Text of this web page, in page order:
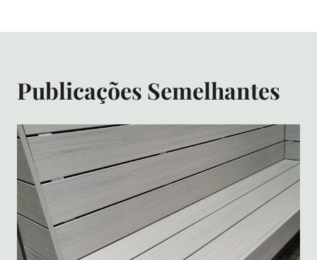
Publicações Semelhantes